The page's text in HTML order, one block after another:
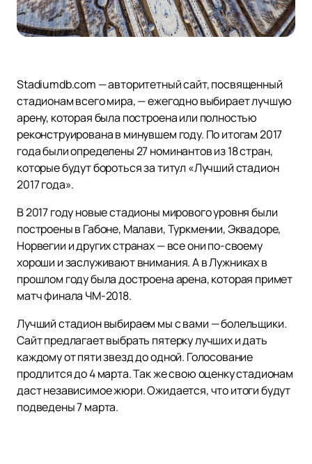
Stadiumdb.com — авторитетный сайт, посвященный
стадионам всего мира, — ежегодно выбирает лучшую
арену, которая была построена или полностью
реконструирована в минувшем году. По итогам 2017
года были определены 27 номинантов из 18 стран,
которые будут бороться за титул «Лучший стадион
2017 года».
В 2017 году новые стадионы мирового уровня были
построены в Габоне, Малави, Туркмении, Эквадоре,
Норвегии и других странах — все они по-своему
хороши и заслуживают внимания. А в Лужниках в
прошлом году была достроена арена, которая примет
матч финала ЧМ-2018.
Лучший стадион выбираем мы с вами — болельщики.
Сайт предлагает выбрать пятерку лучших и дать
каждому от пяти звезд до одной. Голосование
продлится до 4 марта. Так же свою оценку стадионам
даст независимое жюри. Ожидается, что итоги будут
подведены 7 марта.